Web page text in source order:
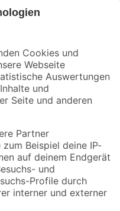
mehr verpassen!